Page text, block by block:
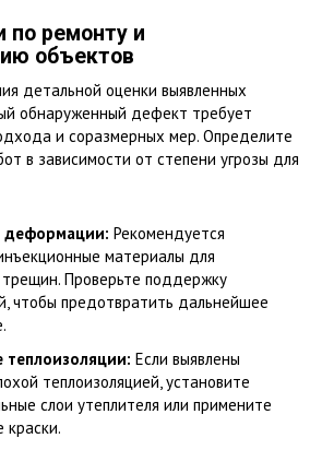
по ремонту и
объектов
детальной оценки выявленных
обнаруженный дефект требует
и соразмерных мер. Определите
в зависимости от степени угрозы для
Рекомендуется
материалы для
трещин. Проверьте поддержку
чтобы предотвратить дальнейшее
теплоизоляции: Если выявлены
теплоизоляцией, установите
слои утеплителя или примените
краски.